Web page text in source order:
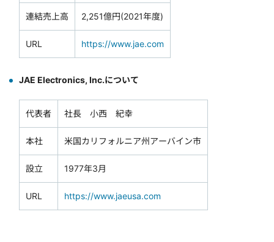
連結売上高 2,251億円(2021年度)
URL https://www.jae.com
JAE Electronics, Inc.について
代表者 社長 小西 紀幸
本社 米国カリフォルニア州アーバイン市
設立 1977年3月
URL https://www.jaeusa.com